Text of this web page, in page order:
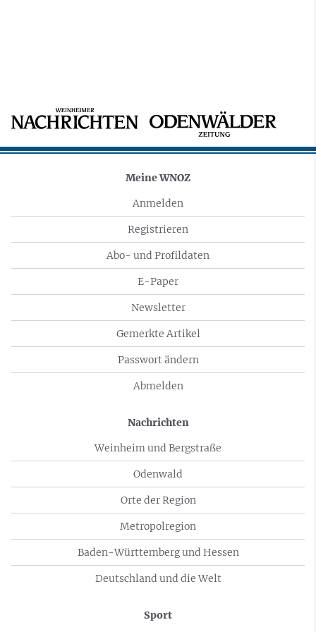
Meine WNOZ
Anmelden
Registrieren
Abo- und Profildaten
E-Paper
Newsletter
Gemerkte Artikel
Passwort ändern
Abmelden
Nachrichten
Weinheim und Bergstraße
Odenwald
Orte der Region
Metropolregion
Baden-Württemberg und Hessen
Deutschland und die Welt
Sport